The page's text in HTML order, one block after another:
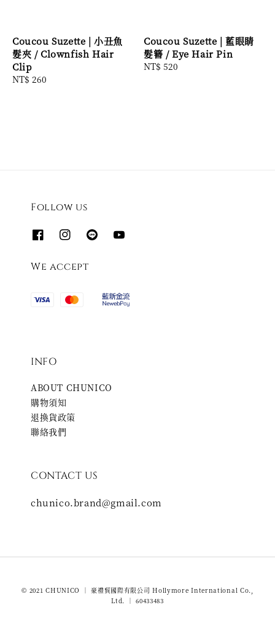
Coucou Suzette | 小丑魚
髮夾 / Clownfish Hair
Clip
Regular
NT$ 260
Coucou Suzette | 藍眼睛
髮簪 / Eye Hair Pin
Regular
NT$ 520
Follow us
We accept
INFO
ABOUT CHUNICO
購物須知
退換貨政策
聯絡我們
CONTACT US
chunico.brand@gmail.com
© 2021 CHUNICO ｜ 豪禮貿國際有限公司 Hollymore International Co.,
Ltd. ｜ 60433483